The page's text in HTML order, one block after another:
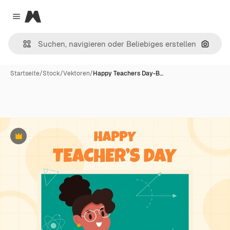
Close menu
Magnific
Nach
Startseite/Stock/Vektoren/Happy Teachers Day-B…
Premium